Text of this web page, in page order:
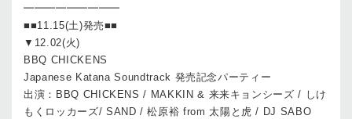
━━━━━━━━━
■■11.15(土)発売■■
▼12.02(火)
BBQ CHICKENS
Japanese Katana Soundtrack 発売記念パーティー
出演：BBQ CHICKENS / MAKKIN & 来来キョンシーズ / しけ
もくロッカーズ/ SAND / 松原裕 from 太陽と虎 / DJ SABO